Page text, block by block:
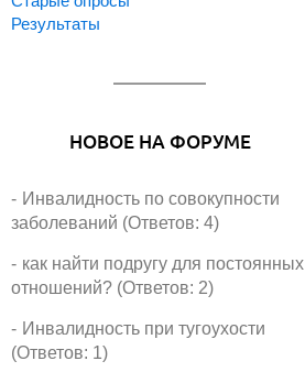
Результаты
НОВОЕ НА ФОРУМЕ
Инвалидность по совокупности
заболеваний (Ответов: 4)
как найти подругу для постоянных
отношений? (Ответов: 2)
Инвалидность при тугоухости
(Ответов: 1)